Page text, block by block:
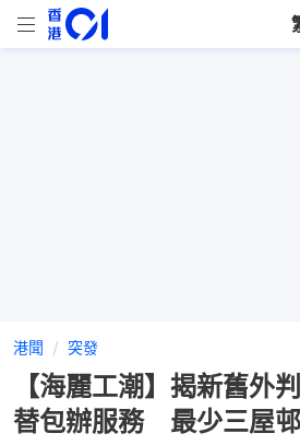
港聞 突發
【海麗工潮】揭新舊外
替包辦服務 最少三屋